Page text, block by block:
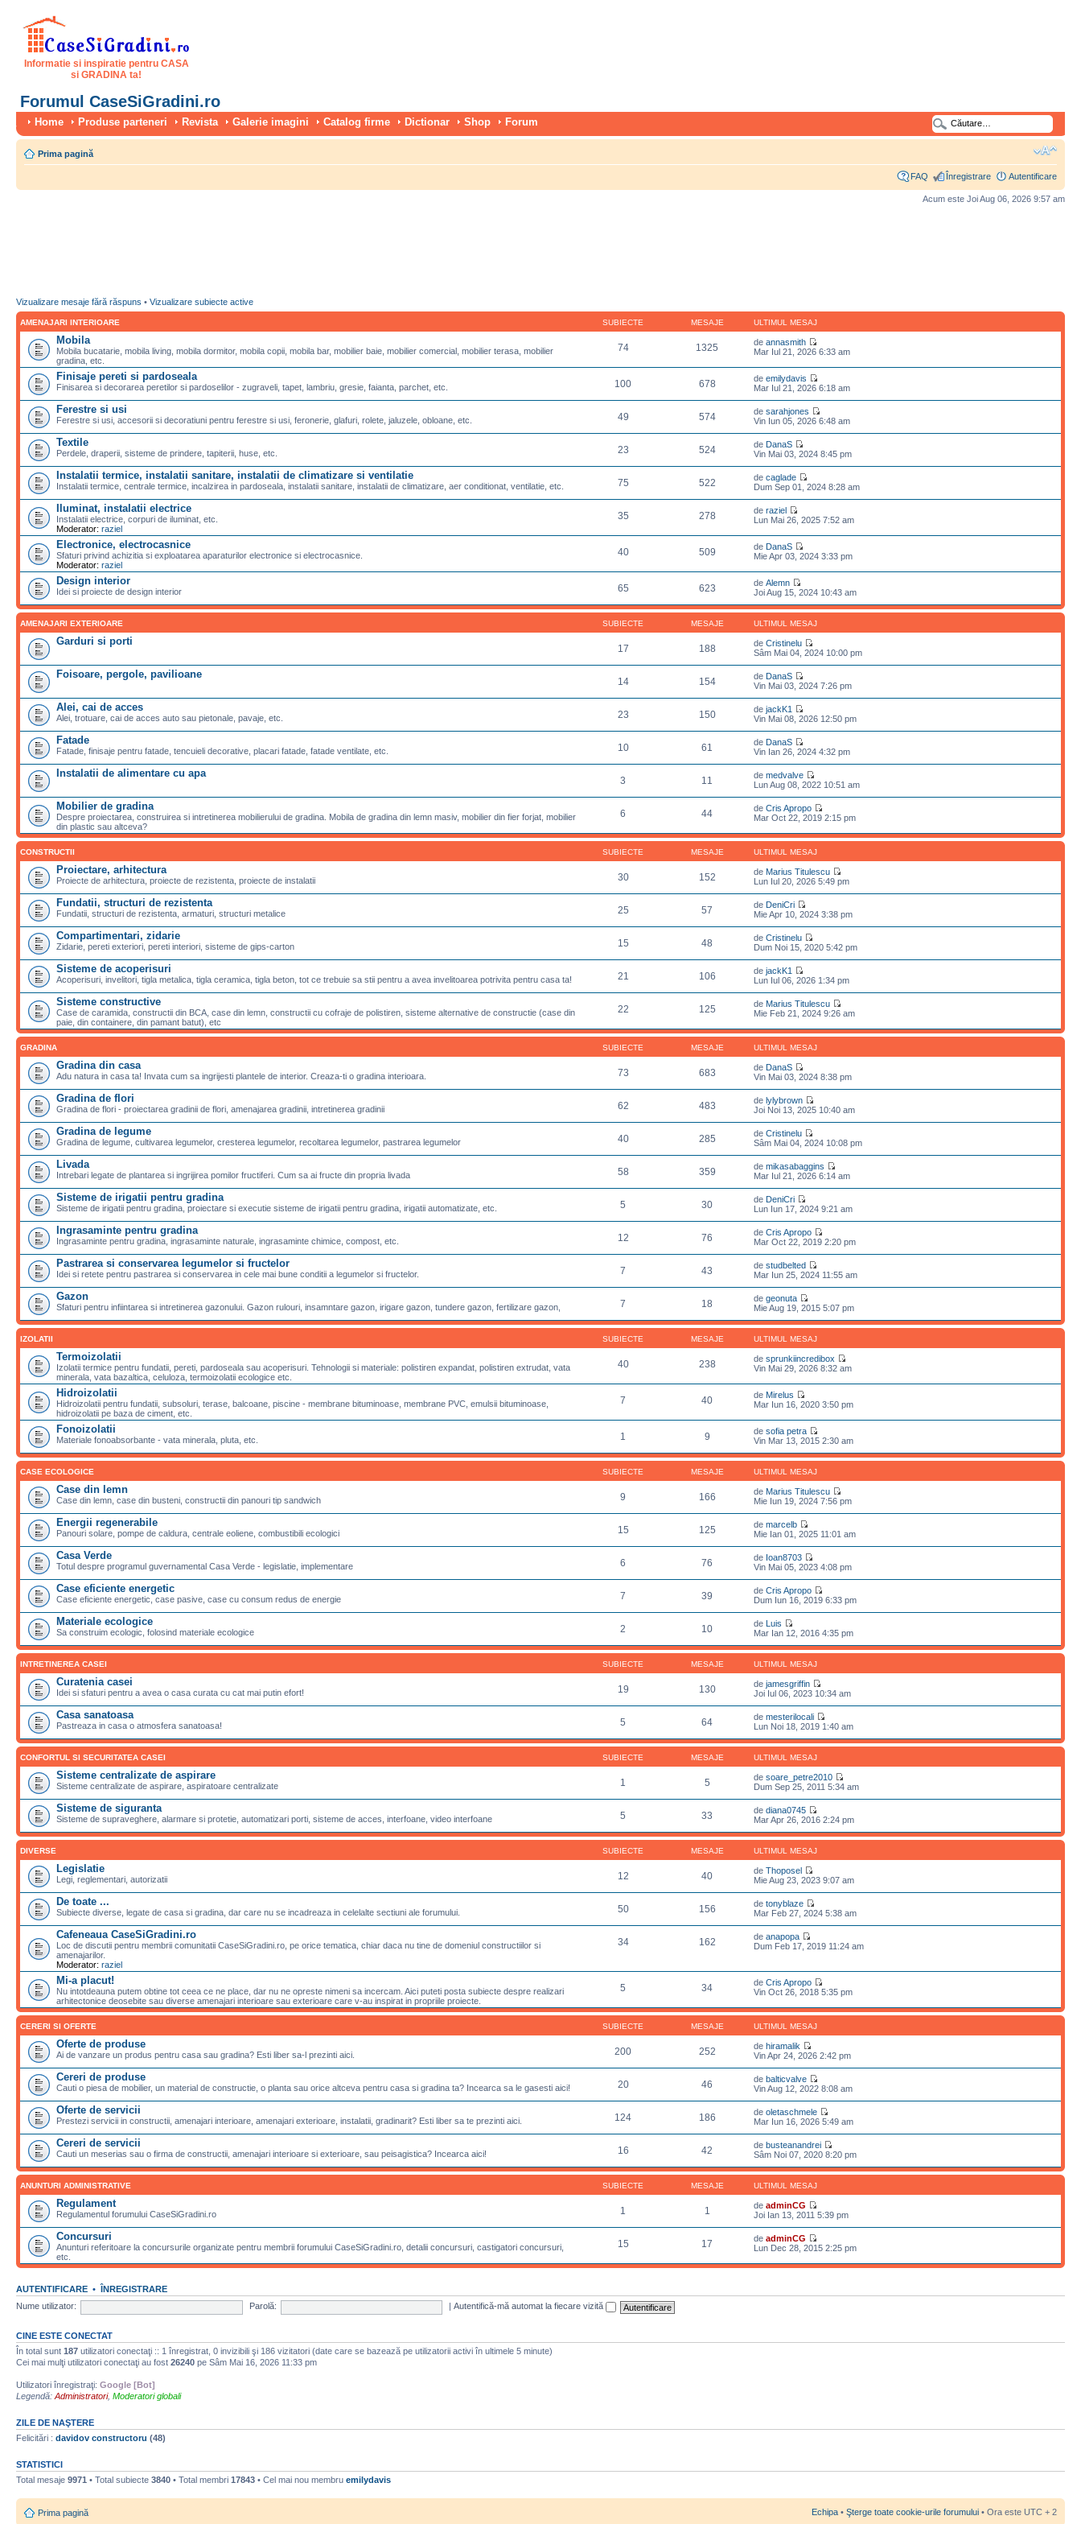
Informatie si inspiratie pentru CASA
si GRADINA ta!
Forumul CaseSiGradini.ro
Home Produse parteneri Revista Galerie imagini Catalog firme Dictionar Shop Forum
Prima pagină
FAQ Înregistrare Autentificare
Acum este Joi Aug 06, 2026 9:57 am
Vizualizare mesaje fără răspuns • Vizualizare subiecte active
AMENAJARI INTERIOARE SUBIECTE MESAJE ULTIMUL MESAJ
Mobila
Mobila bucatarie, mobila living, mobila dormitor, mobila copii, mobila bar, mobilier baie, mobilier comercial, mobilier terasa, mobilier
gradina, etc.
74 1325 deannasmith
Mar Iul 21, 2026 6:33 am
Finisaje pereti si pardoseala
Finisarea si decorarea peretilor si pardoselilor - zugraveli, tapet, lambriu, gresie, faianta, parchet, etc. 100 678 deemilydavis
Mar Iul 21, 2026 6:18 am
Ferestre si usi
Ferestre si usi, accesorii si decoratiuni pentru ferestre si usi, feronerie, glafuri, rolete, jaluzele, obloane, etc. 49 574 desarahjones
Vin Iun 05, 2026 6:48 am
Textile
Perdele, draperii, sisteme de prindere, tapiterii, huse, etc. 23 524 de DanaS
Vin Mai 03, 2024 8:45 pm
Instalatii termice, instalatii sanitare, instalatii de climatizare si ventilatie
Instalatii termice, centrale termice, incalzirea in pardoseala, instalatii sanitare, instalatii de climatizare, aer conditionat, ventilatie, etc. 75 522 decaglade
Dum Sep 01, 2024 8:28 am
Iluminat, instalatii electrice
Instalatii electrice, corpuri de iluminat, etc.
Moderator: raziel
35 278 deraziel
Lun Mai 26, 2025 7:52 am
Electronice, electrocasnice
Sfaturi privind achizitia si exploatarea aparaturilor electronice si electrocasnice.
Moderator: raziel
40 509 de DanaS
Mie Apr 03, 2024 3:33 pm
Design interior
Idei si proiecte de design interior 65 623 deAlemn
Joi Aug 15, 2024 10:43 am
AMENAJARI EXTERIOARE SUBIECTE MESAJE ULTIMUL MESAJ
Garduri si porti
17 188 deCristinelu
Sâm Mai 04, 2024 10:00 pm
Foisoare, pergole, pavilioane
14 154 de DanaS
Vin Mai 03, 2024 7:26 pm
Alei, cai de acces
Alei, trotuare, cai de acces auto sau pietonale, pavaje, etc. 23 150 dejackK1
Vin Mai 08, 2026 12:50 pm
Fatade
Fatade, finisaje pentru fatade, tencuieli decorative, placari fatade, fatade ventilate, etc. 10 61 de DanaS
Vin Ian 26, 2024 4:32 pm
Instalatii de alimentare cu apa
3 11 demedvalve
Lun Aug 08, 2022 10:51 am
Mobilier de gradina
Despre proiectarea, construirea si intretinerea mobilierului de gradina. Mobila de gradina din lemn masiv, mobilier din fier forjat, mobilier
din plastic sau altceva?
6 44 deCris Apropo
Mar Oct 22, 2019 2:15 pm
CONSTRUCTII SUBIECTE MESAJE ULTIMUL MESAJ
Proiectare, arhitectura
Proiecte de arhitectura, proiecte de rezistenta, proiecte de instalatii 30 152 de Marius Titulescu
Lun Iul 20, 2026 5:49 pm
Fundatii, structuri de rezistenta
Fundatii, structuri de rezistenta, armaturi, structuri metalice 25 57 de DeniCri
Mie Apr 10, 2024 3:38 pm
Compartimentari, zidarie
Zidarie, pereti exteriori, pereti interiori, sisteme de gips-carton 15 48 deCristinelu
Dum Noi 15, 2020 5:42 pm
Sisteme de acoperisuri
Acoperisuri, invelitori, tigla metalica, tigla ceramica, tigla beton, tot ce trebuie sa stii pentru a avea invelitoarea potrivita pentru casa ta! 21 106 dejackK1
Lun Iul 06, 2026 1:34 pm
Sisteme constructive
Case de caramida, constructii din BCA, case din lemn, constructii cu cofraje de polistiren, sisteme alternative de constructie (case din
paie, din containere, din pamant batut), etc
22 125 de Marius Titulescu
Mie Feb 21, 2024 9:26 am
GRADINA SUBIECTE MESAJE ULTIMUL MESAJ
Gradina din casa
Adu natura in casa ta! Invata cum sa ingrijesti plantele de interior. Creaza-ti o gradina interioara. 73 683 de DanaS
Vin Mai 03, 2024 8:38 pm
Gradina de flori
Gradina de flori - proiectarea gradinii de flori, amenajarea gradinii, intretinerea gradinii 62 483 delylybrown
Joi Noi 13, 2025 10:40 am
Gradina de legume
Gradina de legume, cultivarea legumelor, cresterea legumelor, recoltarea legumelor, pastrarea legumelor 40 285 deCristinelu
Sâm Mai 04, 2024 10:08 pm
Livada
Intrebari legate de plantarea si ingrijirea pomilor fructiferi. Cum sa ai fructe din propria livada 58 359 demikasabaggins
Mar Iul 21, 2026 6:14 am
Sisteme de irigatii pentru gradina
Sisteme de irigatii pentru gradina, proiectare si executie sisteme de irigatii pentru gradina, irigatii automatizate, etc. 5 30 de DeniCri
Lun Iun 17, 2024 9:21 am
Ingrasaminte pentru gradina
Ingrasaminte pentru gradina, ingrasaminte naturale, ingrasaminte chimice, compost, etc. 12 76 deCris Apropo
Mar Oct 22, 2019 2:20 pm
Pastrarea si conservarea legumelor si fructelor
Idei si retete pentru pastrarea si conservarea in cele mai bune conditii a legumelor si fructelor. 7 43 destudbelted
Mar Iun 25, 2024 11:55 am
Gazon
Sfaturi pentru infiintarea si intretinerea gazonului. Gazon rulouri, insamntare gazon, irigare gazon, tundere gazon, fertilizare gazon, 7 18 degeonuta
Mie Aug 19, 2015 5:07 pm
IZOLATII SUBIECTE MESAJE ULTIMUL MESAJ
Termoizolatii
Izolatii termice pentru fundatii, pereti, pardoseala sau acoperisuri. Tehnologii si materiale: polistiren expandat, polistiren extrudat, vata
minerala, vata bazaltica, celuloza, termoizolatii ecologice etc.
40 238 desprunkiincredibox
Vin Mai 29, 2026 8:32 am
Hidroizolatii
Hidroizolatii pentru fundatii, subsoluri, terase, balcoane, piscine - membrane bituminoase, membrane PVC, emulsii bituminoase,
hidroizolatii pe baza de ciment, etc.
7 40 de Mirelus
Mar Iun 16, 2020 3:50 pm
Fonoizolatii
Materiale fonoabsorbante - vata minerala, pluta, etc. 1 9 desofia petra
Vin Mar 13, 2015 2:30 am
CASE ECOLOGICE SUBIECTE MESAJE ULTIMUL MESAJ
Case din lemn
Case din lemn, case din busteni, constructii din panouri tip sandwich 9 166 de Marius Titulescu
Mie Iun 19, 2024 7:56 pm
Energii regenerabile
Panouri solare, pompe de caldura, centrale eoliene, combustibili ecologici 15 125 demarcelb
Mie Ian 01, 2025 11:01 am
Casa Verde
Totul despre programul guvernamental Casa Verde - legislatie, implementare 6 76 de Ioan8703
Vin Mai 05, 2023 4:08 pm
Case eficiente energetic
Case eficiente energetic, case pasive, case cu consum redus de energie 7 39 deCris Apropo
Dum Iun 16, 2019 6:33 pm
Materiale ecologice
Sa construim ecologic, folosind materiale ecologice 2 10 de Luis
Mar Ian 12, 2016 4:35 pm
INTRETINEREA CASEI SUBIECTE MESAJE ULTIMUL MESAJ
Curatenia casei
Idei si sfaturi pentru a avea o casa curata cu cat mai putin efort! 19 130 dejamesgriffin
Joi Iul 06, 2023 10:34 am
Casa sanatoasa
Pastreaza in casa o atmosfera sanatoasa! 5 64 demesterilocali
Lun Noi 18, 2019 1:40 am
CONFORTUL SI SECURITATEA CASEI SUBIECTE MESAJE ULTIMUL MESAJ
Sisteme centralizate de aspirare
Sisteme centralizate de aspirare, aspiratoare centralizate 1 5 desoare_petre2010
Dum Sep 25, 2011 5:34 am
Sisteme de siguranta
Sisteme de supraveghere, alarmare si protetie, automatizari porti, sisteme de acces, interfoane, video interfoane 5 33 dediana0745
Mar Apr 26, 2016 2:24 pm
DIVERSE SUBIECTE MESAJE ULTIMUL MESAJ
Legislatie
Legi, reglementari, autorizatii 12 40 deThoposel
Mie Aug 23, 2023 9:07 am
De toate ...
Subiecte diverse, legate de casa si gradina, dar care nu se incadreaza in celelalte sectiuni ale forumului. 50 156 detonyblaze
Mar Feb 27, 2024 5:38 am
Cafeneaua CaseSiGradini.ro
Loc de discutii pentru membrii comunitatii CaseSiGradini.ro, pe orice tematica, chiar daca nu tine de domeniul constructiilor si
amenajarilor.
Moderator: raziel
34 162 deanapopa
Dum Feb 17, 2019 11:24 am
Mi-a placut!
Nu intotdeauna putem obtine tot ceea ce ne place, dar nu ne opreste nimeni sa incercam. Aici puteti posta subiecte despre realizari
arhitectonice deosebite sau diverse amenajari interioare sau exterioare care v-au inspirat in propriile proiecte.
5 34 deCris Apropo
Vin Oct 26, 2018 5:35 pm
CERERI SI OFERTE SUBIECTE MESAJE ULTIMUL MESAJ
Oferte de produse
Ai de vanzare un produs pentru casa sau gradina? Esti liber sa-l prezinti aici. 200 252 dehiramalik
Vin Apr 24, 2026 2:42 pm
Cereri de produse
Cauti o piesa de mobilier, un material de constructie, o planta sau orice altceva pentru casa si gradina ta? Incearca sa le gasesti aici! 20 46 debalticvalve
Vin Aug 12, 2022 8:08 am
Oferte de servicii
Prestezi servicii in constructii, amenajari interioare, amenajari exterioare, instalatii, gradinarit? Esti liber sa te prezinti aici. 124 186 deoletaschmele
Mar Iun 16, 2026 5:49 am
Cereri de servicii
Cauti un meserias sau o firma de constructii, amenajari interioare si exterioare, sau peisagistica? Incearca aici! 16 42 debusteanandrei
Sâm Noi 07, 2020 8:20 pm
ANUNTURI ADMINISTRATIVE SUBIECTE MESAJE ULTIMUL MESAJ
Regulament
Regulamentul forumului CaseSiGradini.ro 1 1 deadminCG
Joi Ian 13, 2011 5:39 pm
Concursuri
Anunturi referitoare la concursurile organizate pentru membrii forumului CaseSiGradini.ro, detalii concursuri, castigatori concursuri,
etc.
15 17 deadminCG
Lun Dec 28, 2015 2:25 pm
AUTENTIFICARE • ÎNREGISTRARE
Nume utilizator:
Parolă: |Autentifică-mă automat la fiecare vizită
CINE ESTE CONECTAT
În total sunt 187 utilizatori conectaţi :: 1 înregistrat, 0 invizibili şi 186 vizitatori (date care se bazează pe utilizatorii activi în ultimele 5 minute)
Cei mai mulţi utilizatori conectaţi au fost 26240 pe Sâm Mai 16, 2026 11:33 pm
Utilizatori înregistraţi: Google [Bot]
Legendă: Administratori, Moderatori globali
ZILE DE NAŞTERE
Felicitări : davidov constructoru (48)
STATISTICI
Total mesaje 9971 • Total subiecte 3840 • Total membri 17843 • Cel mai nou membru emilydavis
Prima pagină Echipa • Şterge toate cookie-urile forumului • Ora este UTC + 2